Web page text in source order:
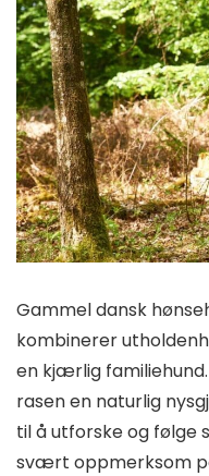
Gammel dansk
kombinerer
en kjærlig
rasen en naturlig
til å utforske og følge
svært oppmerksom